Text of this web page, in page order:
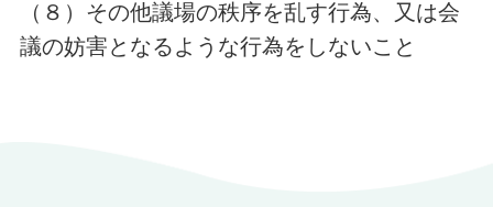
（８）その他議場の秩序を乱す行為、又は会
議の妨害となるような行為をしないこと